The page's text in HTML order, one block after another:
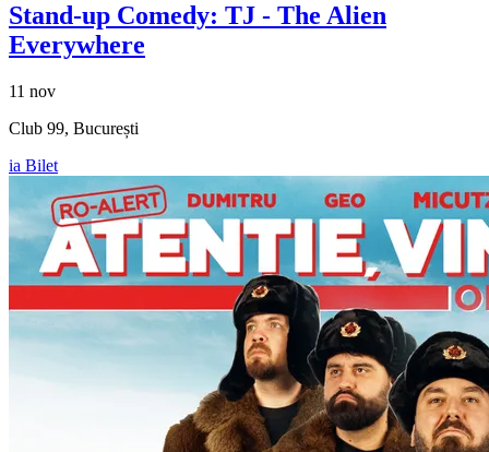
Stand-up Comedy: TJ - The Alien
Everywhere
11 nov
Club 99, București
ia Bilet